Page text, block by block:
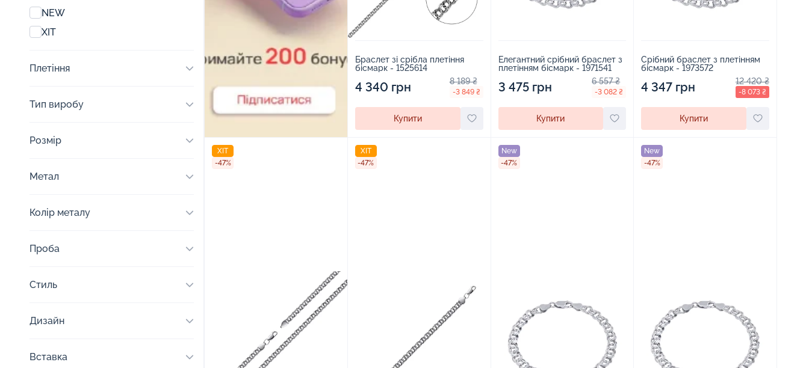
NEW
ХІТ
Плетіння
Тип виробу
Розмір
Метал
Колір металу
Проба
Стиль
Дизайн
Вставка
Браслет зі срібла плетіння
бісмарк - 1525614
4 340 грн 8 189 ₴
-3 849 ₴
Купити
Елегантний срібний браслет з
плетінням бісмарк - 1971541
3 475 грн 6 557 ₴
-3 082 ₴
Купити
Срібний браслет з плетінням
бісмарк - 1973572
4 347 грн 12 420 ₴
-8 073 ₴
Купити
ХІТ
-47%
ХІТ
-47%
New
-47%
New
-47%